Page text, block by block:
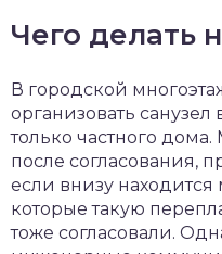
Чего делать
В городской
организовать санузел
только частного
после согласования,
если внизу
которые такую
тоже согласовали.